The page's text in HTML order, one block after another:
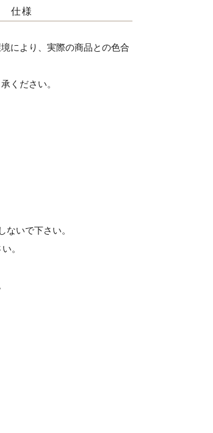
仕様
により、実際の商品との色合
ください。
いで下さい。
。